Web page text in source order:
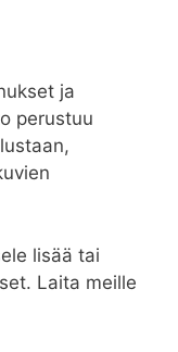
ja
perustuu
lisää tai
Laita meille